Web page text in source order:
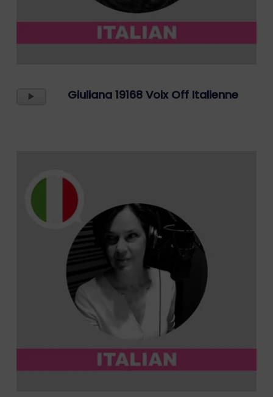
Lecteur
Giuliana 19168 Voix Off Italienne